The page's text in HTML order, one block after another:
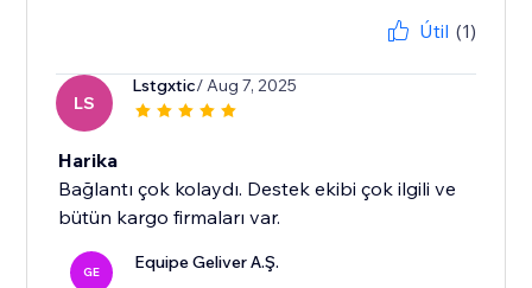
Útil (1)
LS
Lstgxtic/ Aug 7, 2025
Harika
Bağlantı çok kolaydı. Destek ekibi çok ilgili ve
bütün kargo firmaları var.
GE Equipe Geliver A.Ş.